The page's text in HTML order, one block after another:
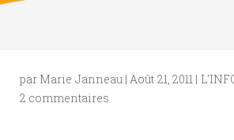
par Marie Janneau|Août 21, 2011 |
2 commentaires